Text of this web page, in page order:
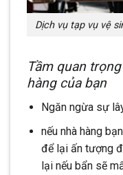
Dịch vụ tạp vụ vệ
Tầm quan
hàng của bạn
Ngăn ngừa sự
nếu nhà hàng
để lại ấn tượng
lại nếu bẩn sẽ